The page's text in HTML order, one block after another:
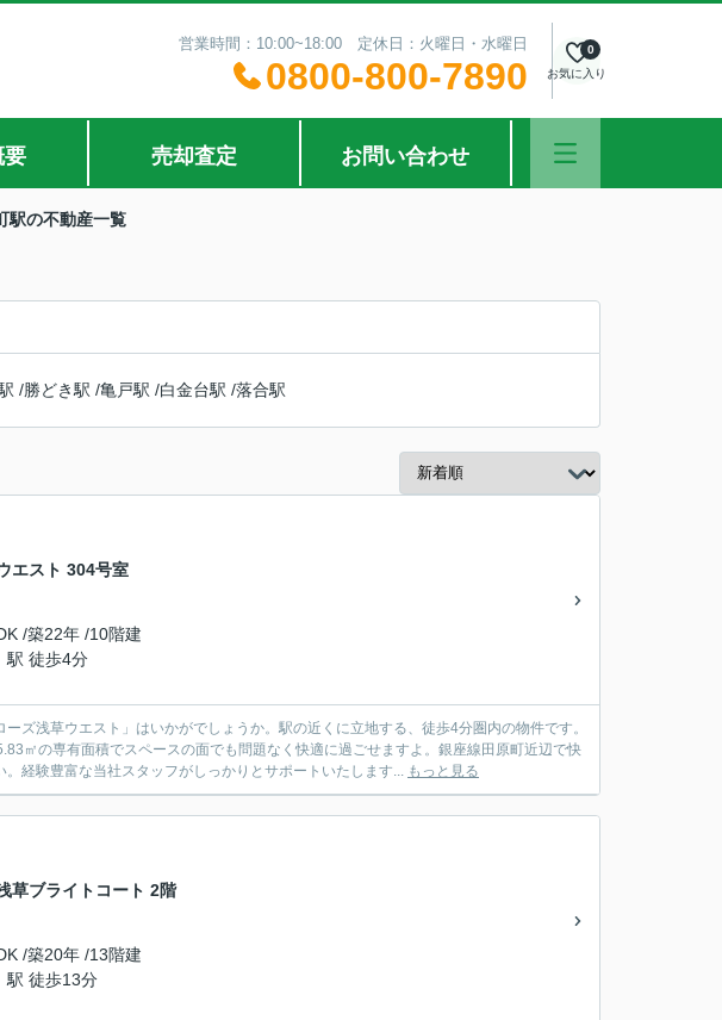
営業時間：10:00~18:00 定休日：火曜日・水曜日
0800-800-7890 お気に入り
0
要 売却査定 お問い合わせ
駅の不動産一覧
/勝どき駅 /亀戸駅 /白金台駅 /落合駅
エスト 304号室
/築22年 /10階建
駅 徒歩4分
ズ浅草ウエスト」はいかがでしょうか。駅の近くに立地する、徒歩4分圏内の物件です。
㎡の専有面積でスペースの面でも問題なく快適に過ごせますよ。銀座線田原町近辺で快
経験豊富な当社スタッフがしっかりとサポートいたします... もっと見る
草ブライトコート 2階
/築20年 /13階建
駅 徒歩13分